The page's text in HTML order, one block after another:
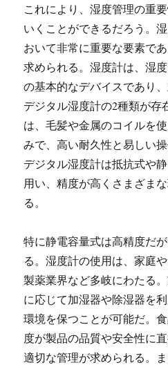
これにより、湿度管理の重
いくことができるだろう。
おいて非常に重要な要素で
求められる。湿度計は、湿
の基本的なデバイスであり
デジタル湿度計の2種類が存
は、毛髪や金属のコイルを
みで、高い耐久性と易しい
デジタル湿度計は抵抗式や
用い、精度が高くさまざま
る。
特に静電容量式は高精度だ
る。湿度計の使用は、家庭
製薬業界など多岐にわたる
に応じて加湿器や除湿器を
環境を保つことが可能だ。
度が製品の品質や安全性に
適切な管理が求められる。